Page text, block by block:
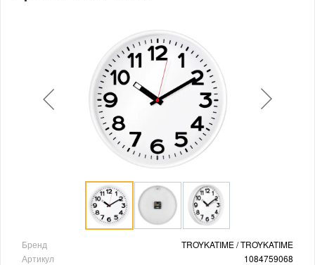
Бренд
TROYKATIME / TROYKATIME
Артикул
1084759068